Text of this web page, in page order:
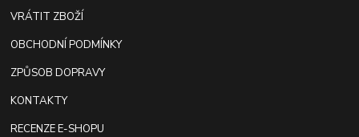
VRÁTIT ZBOŽÍ
OBCHODNÍ PODMÍNKY
ZPŮSOB DOPRAVY
KONTAKTY
RECENZE E-SHOPU